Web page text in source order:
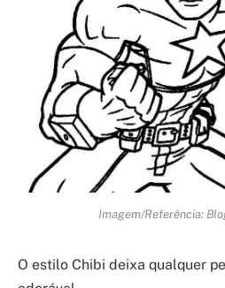
Imagem/Referência:
O estilo Chibi deixa qualquer